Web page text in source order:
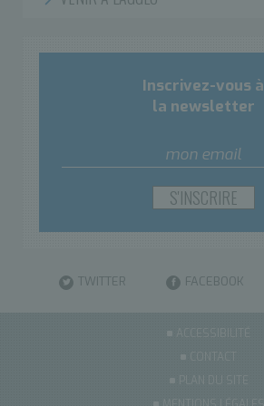
Inscrivez-vous à
la newsletter
TWITTER FACEBOOK
ACCESSIBILITÉ
CONTACT
PLAN DU SITE